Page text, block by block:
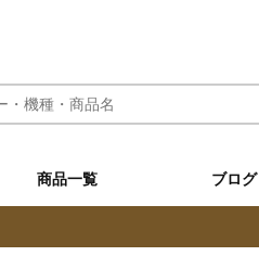
商品一覧 ブログ